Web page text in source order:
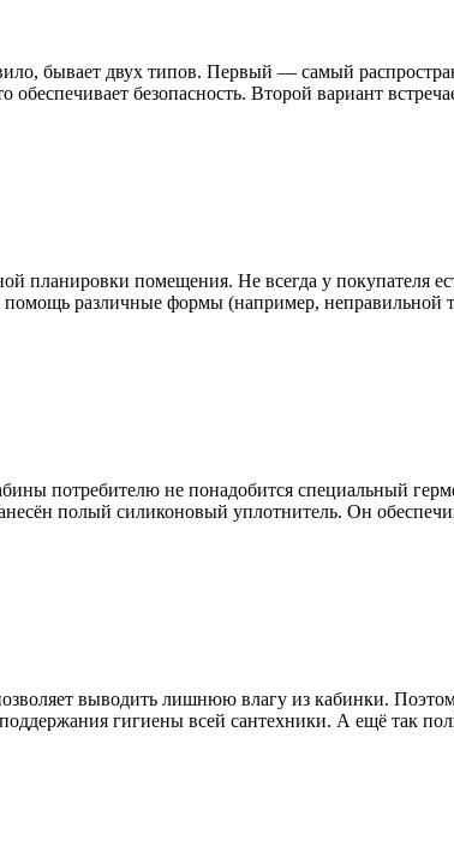
бывает двух типов. Первый — самый
обеспечивает безопасность. Второй вариант
планировки помещения. Не всегда у покупателя
различные формы (например, неправильной
потребителю не понадобится специальный
полый силиконовый уплотнитель. Он
выводить лишнюю влагу из кабинки.
гигиены всей сантехники. А ещё так